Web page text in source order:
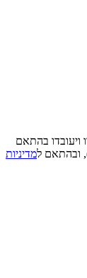
ויעובדו בהתאם
מדיניות